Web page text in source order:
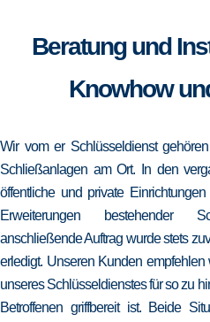
Beratung und
Knowhow
Wir vom er Schlüsseldienst
Schließanlagen am Ort. In den
öffentliche und private
Erweiterungen bestehender
anschließende Auftrag wurde stets
erledigt. Unseren Kunden
unseres Schlüsseldienstes für so zu
Betroffenen griffbereit ist. Beide